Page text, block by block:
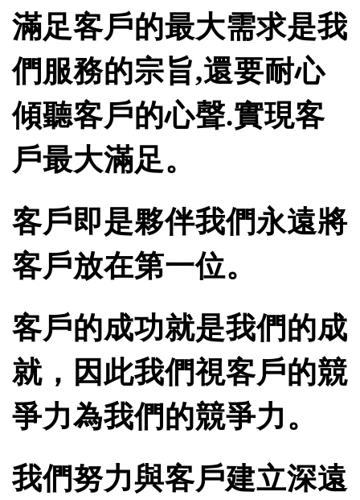
滿足客戶的最大需求是我
們服務的宗旨,還要耐心
傾聽客戶的心聲.實現客
戶最大滿足。
客戶即是夥伴我們永遠將
客戶放在第一位。
客戶的成功就是我們的成
就，因此我們視客戶的競
爭力為我們的競爭力。
我們努力與客戶建立深遠